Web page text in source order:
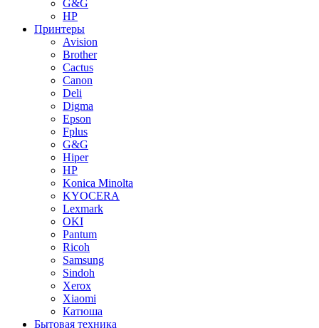
G&G
HP
Принтеры
Avision
Brother
Cactus
Canon
Deli
Digma
Epson
Fplus
G&G
Hiper
HP
Konica Minolta
KYOCERA
Lexmark
OKI
Pantum
Ricoh
Samsung
Sindoh
Xerox
Xiaomi
Катюша
Бытовая техника